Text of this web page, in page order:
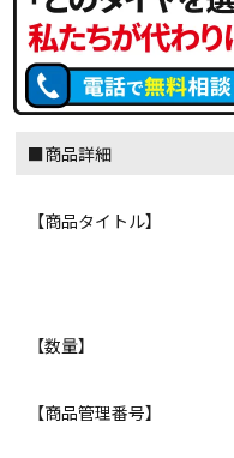
■商品詳細
【商品タイトル】
【数量】
【商品管理番号】